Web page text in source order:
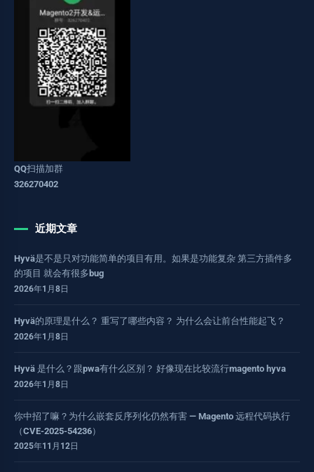
QQ扫描加群
326270402
近期文章
Hyvä是不是只对功能简单的项目有用。如果是功能复杂 第三方插件多
的项目 就会有很多bug
2026年1月8日
Hyvä的原理是什么？ 重写了哪些内容？ 为什么会让前台性能起飞？
2026年1月8日
Hyvä 是什么？跟pwa有什么区别？ 好像现在比较流行magento hyva
2026年1月8日
你中招了嘛？为什么嵌套反序列化仍然有害 — Magento 远程代码执行
（CVE-2025-54236）
2025年11月12日